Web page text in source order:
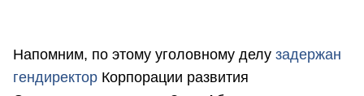
Напомним, по этому уголовному делу задержан
гендиректор Корпорации развития